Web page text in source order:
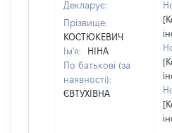
Декларує:
Прізвище:
КОСТЮКЕВИЧ
Ім'я:
НІНА
По батькові (за
наявності):
ЄВТУХІВНА